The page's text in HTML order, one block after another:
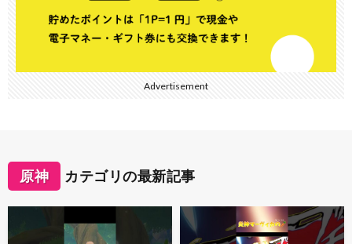
Advertisement
原神 カテゴリの最新記事